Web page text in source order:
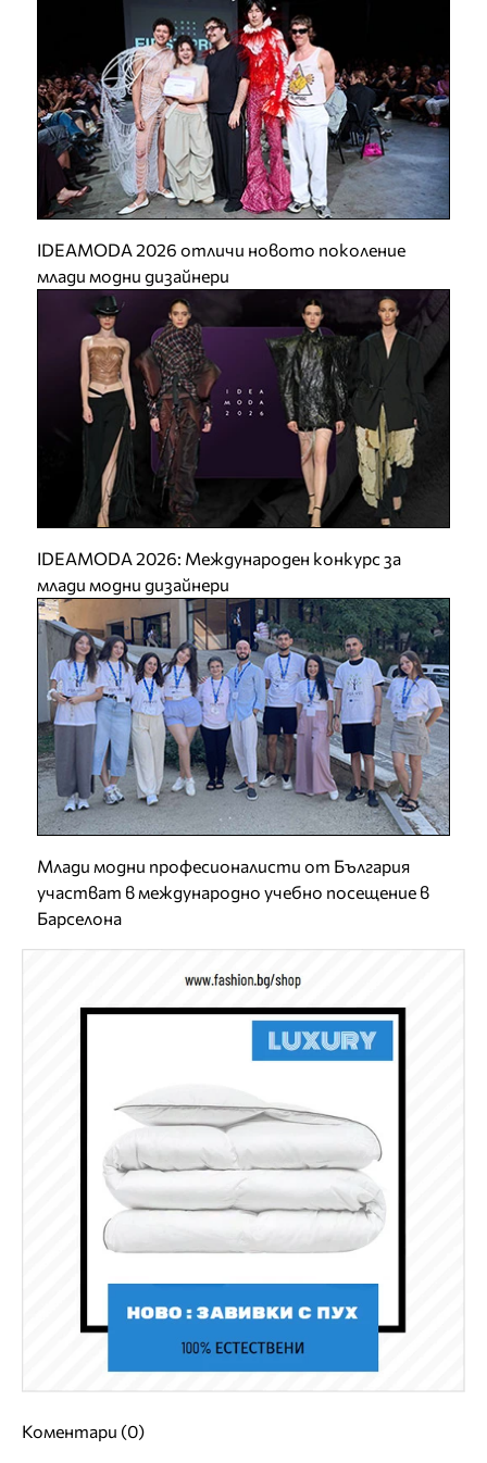
IDEAMODA 2026 отличи новото поколение
млади модни дизайнери
IDEAMODA 2026: Международен конкурс за
млади модни дизайнери
Млади модни професионалисти от България
участват в международно учебно посещение в
Барселона
Коментари (0)